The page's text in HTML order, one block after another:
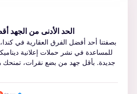
الحد الأدنى من الجهد
بصفتنا أحد أفضل الفرق العقارية في
جديدة. بأقل جهد من بضع نقرات، تمنحك